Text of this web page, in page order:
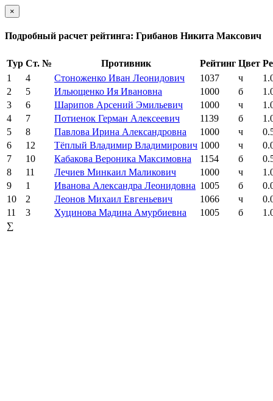
×
Подробный расчет рейтинга: Грибанов Никита Максович
Тур Ст. № Противник Рейтинг Цвет
1
4 Стоноженко Иван Леонидович 1037 ч
2
5 Ильющенко Ия Ивановна 1000 б
3
6 Шарипов Арсений Эмильевич 1000 ч
4
7 Потиенок Герман Алексеевич 1139 б
5
8 Павлова Ирина Александровна 1000 ч
6
12 Тёплый Владимир Владимирович 1000 ч
7
10 Кабакова Вероника Максимовна 1154 б
8
11 Лечиев Минкаил Маликович 1000 ч
9
1 Иванова Александра Леонидовна 1005 б
10
2 Леонов Михаил Евгеньевич 1066 ч
11
3 Хуцинова Мадина Амурбиевна 1005 б
∑